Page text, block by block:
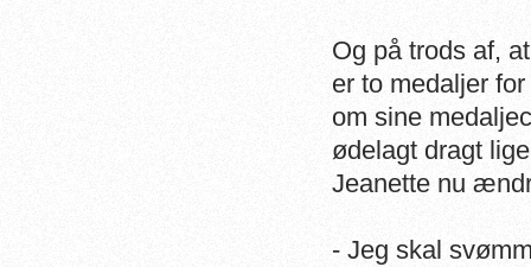
Og på trods af,
er to medaljer
om sine
ødelagt dragt
Jeanette nu
- Jeg skal